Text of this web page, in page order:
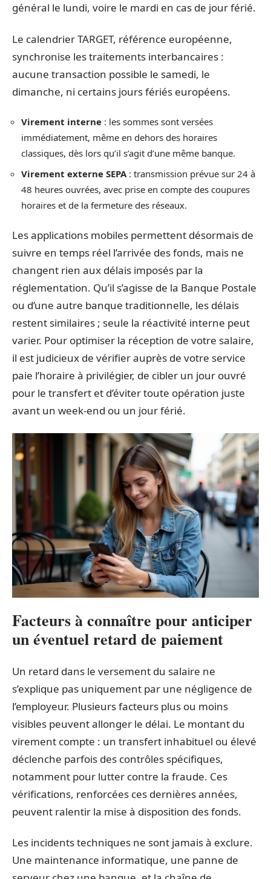
général le lundi, voire le mardi en cas de jour férié.
Le calendrier TARGET, référence européenne,
synchronise les traitements interbancaires :
aucune transaction possible le samedi, le
dimanche, ni certains jours fériés européens.
Virement interne : les sommes sont versées
immédiatement, même en dehors des horaires
classiques, dès lors qu’il s’agit d’une même banque.
Virement externe SEPA : transmission prévue sur 24 à
48 heures ouvrées, avec prise en compte des coupures
horaires et de la fermeture des réseaux.
Les applications mobiles permettent désormais de
suivre en temps réel l’arrivée des fonds, mais ne
changent rien aux délais imposés par la
réglementation. Qu’il s’agisse de la Banque Postale
ou d’une autre banque traditionnelle, les délais
restent similaires ; seule la réactivité interne peut
varier. Pour optimiser la réception de votre salaire,
il est judicieux de vérifier auprès de votre service
paie l’horaire à privilégier, de cibler un jour ouvré
pour le transfert et d’éviter toute opération juste
avant un week-end ou un jour férié.
Facteurs à connaître pour anticiper
un éventuel retard de paiement
Un retard dans le versement du salaire ne
s’explique pas uniquement par une négligence de
l’employeur. Plusieurs facteurs plus ou moins
visibles peuvent allonger le délai. Le montant du
virement compte : un transfert inhabituel ou élevé
déclenche parfois des contrôles spécifiques,
notamment pour lutter contre la fraude. Ces
vérifications, renforcées ces dernières années,
peuvent ralentir la mise à disposition des fonds.
Les incidents techniques ne sont jamais à exclure.
Une maintenance informatique, une panne de